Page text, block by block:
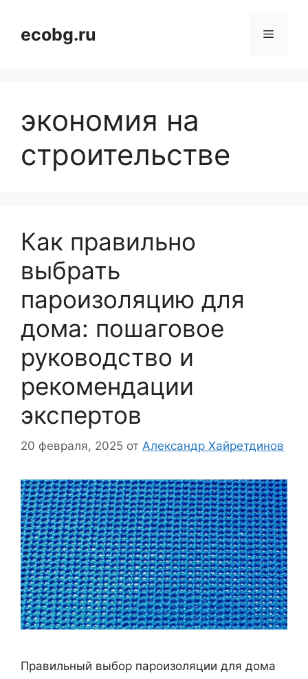
содержимому
ecobg.ru Меню
экономия на
строительстве
Как правильно
выбрать
пароизоляцию для
дома: пошаговое
руководство и
рекомендации
экспертов
20 февраля, 2025 от Александр Хайретдинов
Правильный выбор пароизоляции для дома